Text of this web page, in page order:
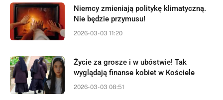
Niemcy zmieniają politykę klimatyczną.
Nie będzie przymusu!
2026-03-03 11:20
Życie za grosze i w ubóstwie! Tak
wyglądają finanse kobiet w Kościele
2026-03-03 08:51